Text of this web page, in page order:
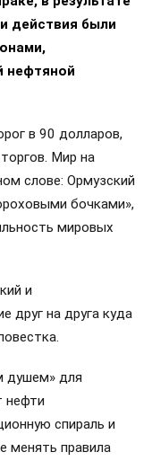
действия были
нефтяной
в 90 долларов,
Мир на
слове: Ормузский
бочками»,
мировых
и
друг на друга куда
душем» для
нефти
спираль и
менять правила